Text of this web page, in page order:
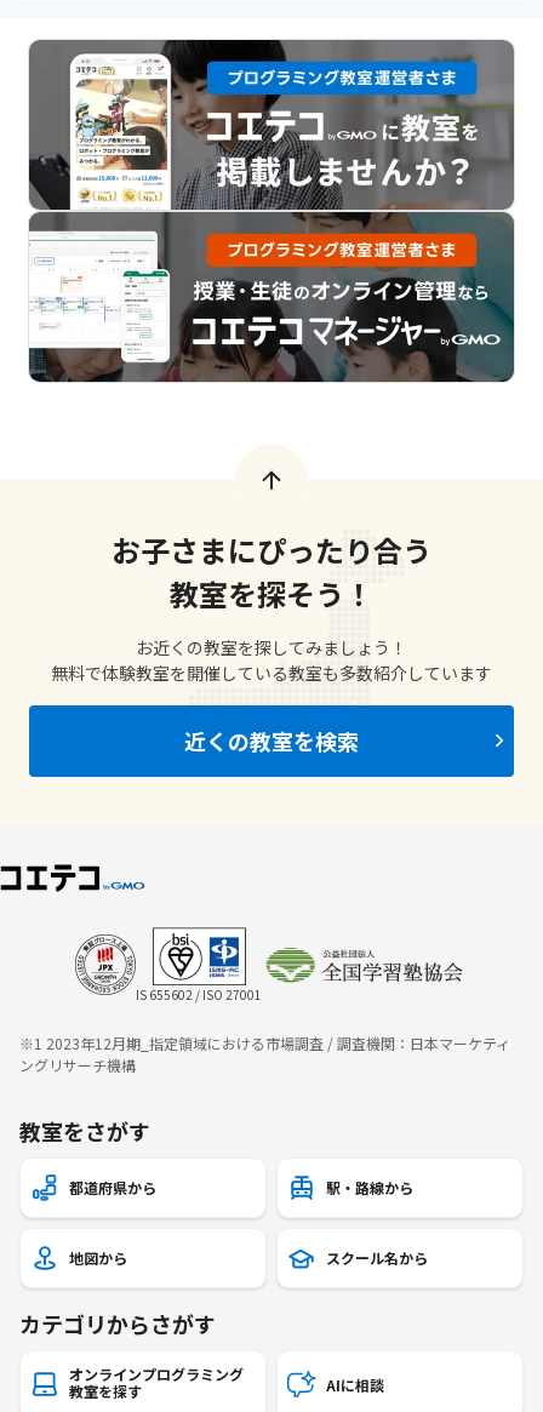
お子さまにぴったり合う
教室を探そう！
お近くの教室を探してみましょう！
無料で体験教室を開催している教室も多数紹介しています
近くの教室を検索
IS 655602 / ISO 27001
※1 2023年12月期_指定領域における市場調査 / 調査機関：日本マーケティ
ングリサーチ機構
教室をさがす
都道府県から 駅・路線から
地図から スクール名から
カテゴリからさがす
オンラインプログラミング
教室を探す
AIに相談